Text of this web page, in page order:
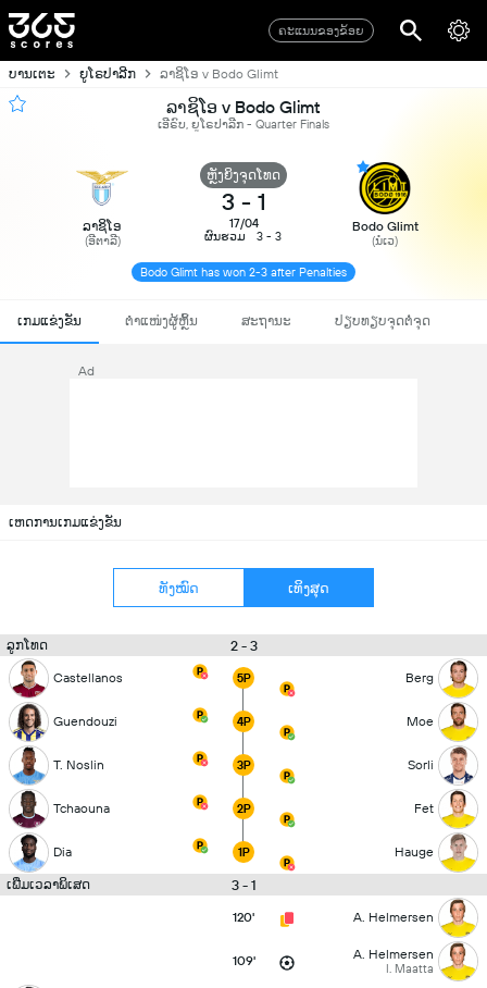
ຄະແນນຂອງຂ້ອຍ
ບານເຕະ ຍູໂຣປາລີກ ລາຊິໂອ v Bodo Glimt
ລາຊິໂອ v Bodo Glimt
ເອີຣົບ, ຍູໂຣປາລີກ - Quarter Finals
ລາຊິໂອ
(ອີຕາລີ)
ຫຼັງຍິງຈຸດໂທດ
3 - 1
17/04
ຜົນຮວມ
3 - 3
Bodo Glimt
(ນໍເວ)
Bodo Glimt has won 2-3 after Penalties
ເກມແຂ່ງຂັນ ຕຳແໜ່ງຜູ້ຫຼິ້ນ ສະຖານະ ປຽບທຽບຈຸດຕໍ່ຈຸດ
Ad
ເຫດການເກມແຂ່ງຂັນ
ທັງໝົດ ເທິງສຸດ
ລູກໂທດ 2 - 3
Castellanos 5P Berg
Guendouzi 4P Moe
T. Noslin 3P Sorli
Tchaouna 2P Fet
Dia 1P Hauge
ເພີ່ມເວລາພິເສດ 3 - 1
120' A. Helmersen
109' A. Helmersen
I. Maatta